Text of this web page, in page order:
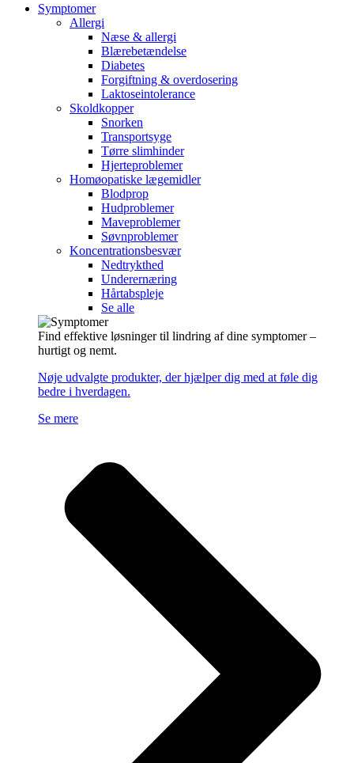
Symptomer
Allergi
Næse & allergi
Blærebetændelse
Diabetes
Forgiftning & overdosering
Laktoseintolerance
Skoldkopper
Snorken
Transportsyge
Tørre slimhinder
Hjerteproblemer
Homøopatiske lægemidler
Blodprop
Hudproblemer
Maveproblemer
Søvnproblemer
Koncentrationsbesvær
Nedtrykthed
Underernæring
Hårtabspleje
Se alle
Find effektive løsninger til lindring af dine symptomer –
hurtigt og nemt.
Nøje udvalgte produkter, der hjælper dig med at føle dig
bedre i hverdagen.
Se mere